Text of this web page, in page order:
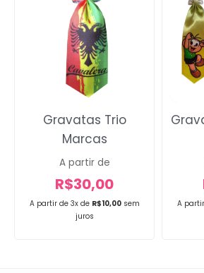
A partir de 3x de R$10,00 sem
juros
Gravatas Trio
Marcas
A partir de
R$30,00
A